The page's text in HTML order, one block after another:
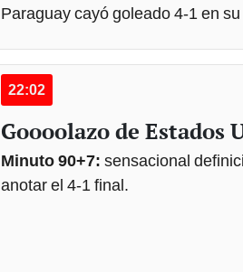
Paraguay cayó goleado 4-1 en
22:02
Goooolazo de Estados
Minuto 90+7: sensacional
anotar el 4-1 final.